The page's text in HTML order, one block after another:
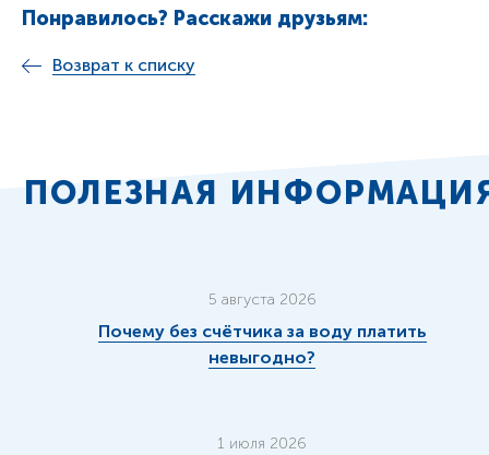
Понравилось? Расскажи друзьям:
Возврат к списку
ПОЛЕЗНАЯ
5 августа 2026
Почему без счётчика за воду платить
невыгодно?
1 июля 2026